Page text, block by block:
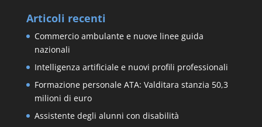
Articoli recenti
Commercio ambulante e nuove linee guida
nazionali
Intelligenza artificiale e nuovi profili professionali
Formazione personale ATA: Valditara stanzia 50,3
milioni di euro
Assistente degli alunni con disabilità